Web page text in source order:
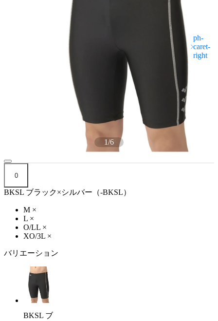
1/6
0
BKSL ブラック×シルバー（-BKSL）
M ×
L ×
O/LL ×
XO/3L ×
バリエーション
BKSL ブ